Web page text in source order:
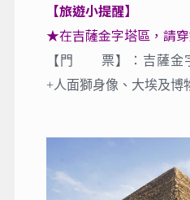
【旅遊小提醒】
★在吉薩金字塔區，請
【門 票】：吉薩金
+人面獅身像、大埃及博